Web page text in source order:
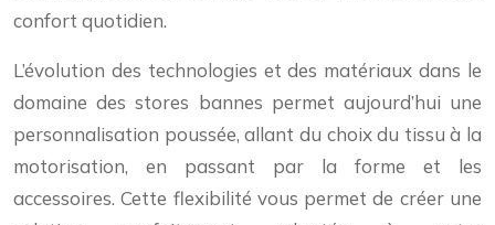
confort quotidien.
L’évolution des technologies et des matériaux dans le
domaine des stores bannes permet aujourd’hui une
personnalisation poussée, allant du choix du tissu à la
motorisation, en passant par la forme et les
accessoires. Cette flexibilité vous permet de créer une